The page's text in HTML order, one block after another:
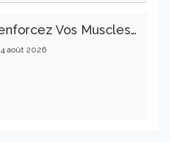
Renforcez Vos Muscles Profonds Pour Apaiser Votre Mal De Dos
4 août 2026